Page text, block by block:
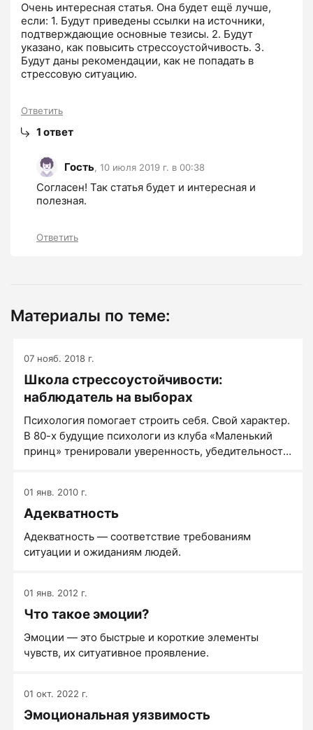
Очень интересная статья. Она будет ещё лучше,
если: 1. Будут приведены ссылки на источники,
подтверждающие основные тезисы. 2. Будут
указано, как повысить стрессоустойчивость. 3.
Будут даны рекомендации, как не попадать в
стрессовую ситуацию.
Ответить
1 ответ
Гость 10 июля 2019 г. в 00:38
Согласен! Так статья будет и интересная и
полезная.
Ответить
Материалы по теме:
07 нояб. 2018 г.
Школа стрессоустойчивости:
наблюдатель на выборах
Психология помогает строить себя. Свой характер.
В 80-х будущие психологи из клуба «Маленький
принц» тренировали уверенность, убедительность
матерыми сотрудницами Служб быта ковались
характеры.
01 янв. 2010 г.
Адекватность
Адекватность — соответствие требованиям
ситуации и ожиданиям людей.
01 янв. 2012 г.
Что такое эмоции?
Эмоции — это быстрые и короткие элементы
чувств, их ситуативное проявление.
01 окт. 2022 г.
Эмоциональная уязвимость